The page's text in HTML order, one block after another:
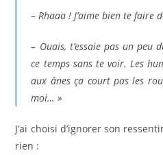
– Rhaaa ! J’aime bien te faire
– Ouais, t’essaie pas un
ce temps sans te voir. Les
aux ânes ça court pas les
moi… »
J’ai choisi d’ignorer son
rien :